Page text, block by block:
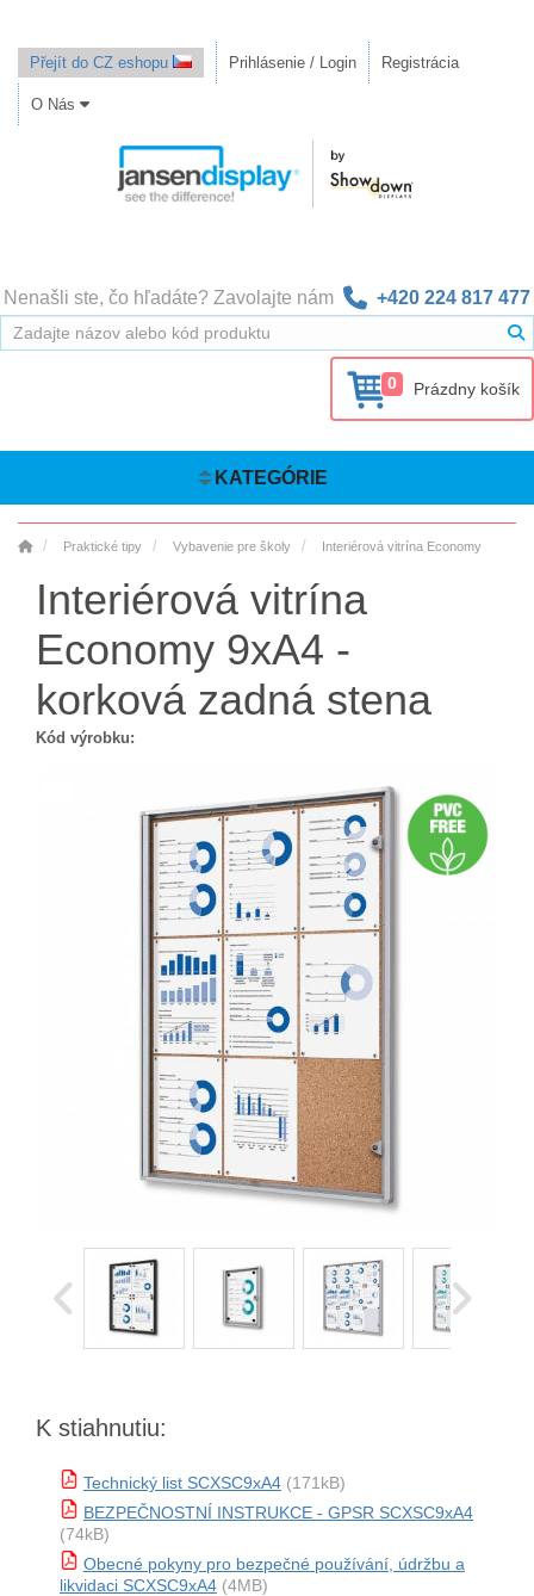
Přejít do CZ eshopu Prihlásenie / Login Registrácia
O Nás
Nenašli ste, čo hľadáte? Zavolajte nám +420 224 817 477
0 Prázdny košík
KATEGÓRIE
Praktické tipy Vybavenie pre školy Interiérová vitrína Economy
Interiérová vitrína
Economy 9xA4 -
korková zadná stena
Kód výrobku:
K stiahnutiu:
Technický list SCXSC9xA4 (171kB)
BEZPEČNOSTNÍ INSTRUKCE - GPSR SCXSC9xA4
(74kB)
Obecné pokyny pro bezpečné používání, údržbu a
likvidaci SCXSC9xA4 (4MB)